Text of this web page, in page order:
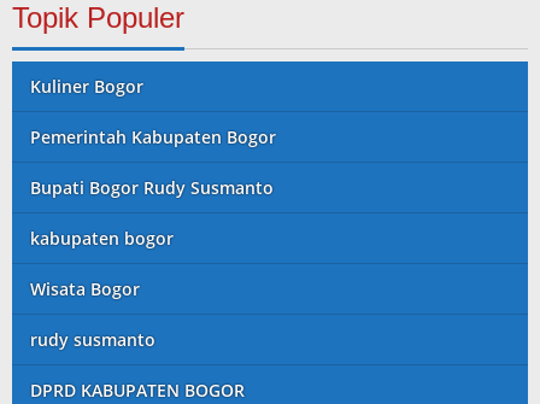
Topik Populer
Kuliner Bogor
Pemerintah Kabupaten Bogor
Bupati Bogor Rudy Susmanto
kabupaten bogor
Wisata Bogor
rudy susmanto
DPRD KABUPATEN BOGOR